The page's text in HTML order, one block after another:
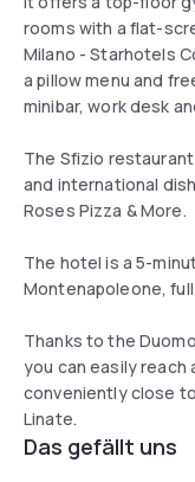
rooms with a flat-
Milano - Starhotels
a pillow menu and
minibar, work desk
The Sfizio
and international
Roses Pizza & More.
The hotel is a 5-
Montenapoleone,
Thanks to the
you can easily reach
conveniently close
Linate.
Das gefällt uns